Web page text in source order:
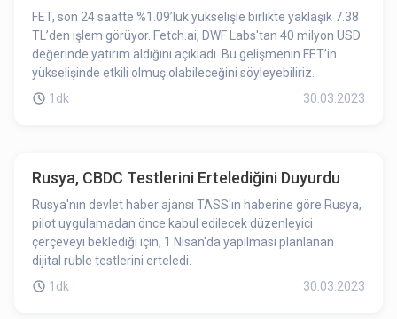
FET, son 24 saatte %1.09’luk yükselişle birlikte yaklaşık 7.38
TL’den işlem görüyor. Fetch.ai, DWF Labs'tan 40 milyon USD
değerinde yatırım aldığını açıkladı. Bu gelişmenin FET’in
yükselişinde etkili olmuş olabileceğini söyleyebiliriz.
1dk
30.03.2023
Rusya, CBDC Testlerini Ertelediğini Duyurdu
Rusya'nın devlet haber ajansı TASS'ın haberine göre Rusya,
pilot uygulamadan önce kabul edilecek düzenleyici
çerçeveyi beklediği için, 1 Nisan'da yapılması planlanan
dijital ruble testlerini erteledi.
1dk
30.03.2023